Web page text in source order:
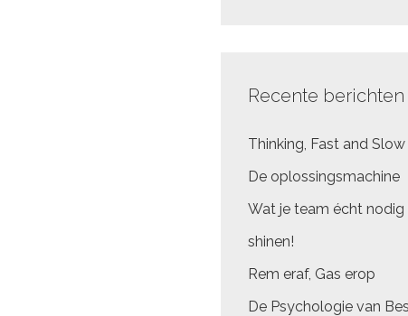
Recente berichten
Thinking, Fast and Slow
De oplossingsmachine
Wat je team écht
shinen!
Rem eraf, Gas erop
De Psychologie van